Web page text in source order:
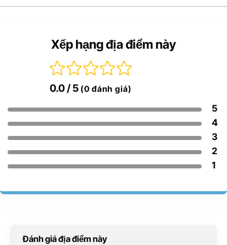
Xếp hạng địa điểm này
0.0/ 5 (0 đánh giá)
5
4
3
2
1
Đánh giá địa điểm này